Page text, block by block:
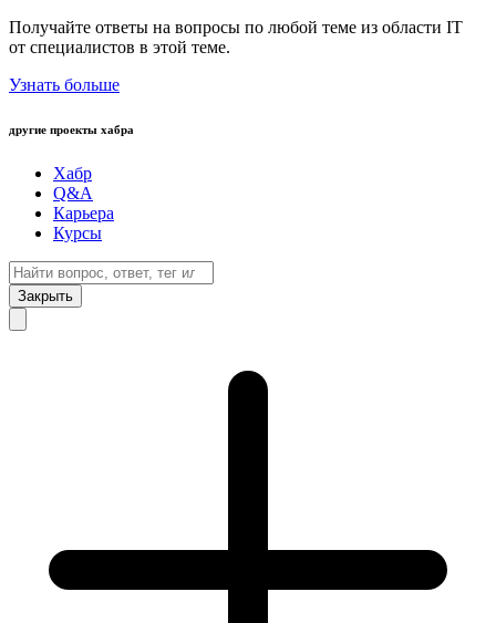
Получайте ответы на вопросы по любой теме из области IT
от специалистов в этой теме.
Узнать больше
другие проекты хабра
Хабр
Q&A
Карьера
Курсы
Закрыть